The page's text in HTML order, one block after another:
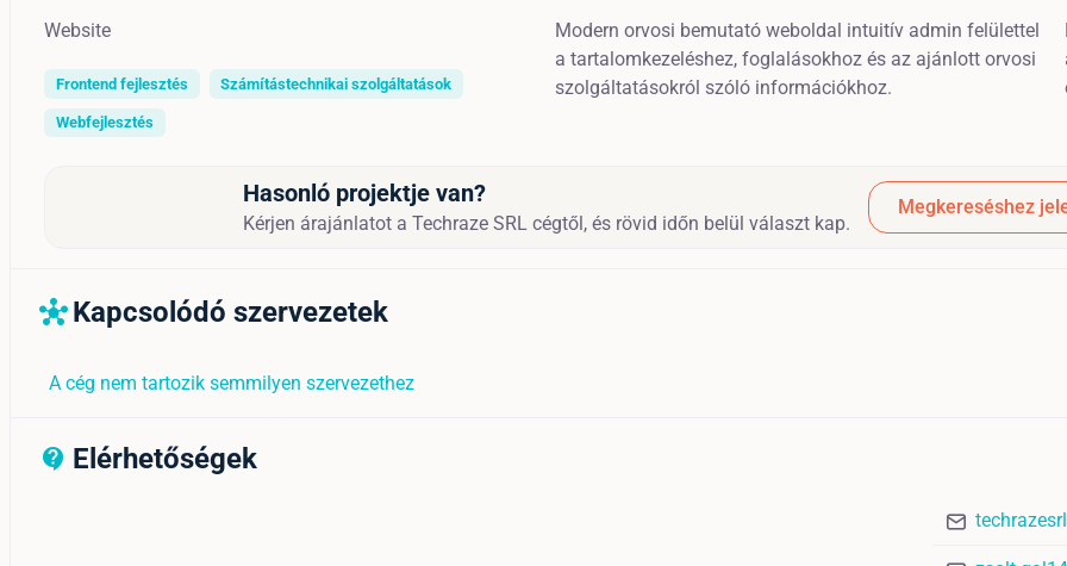
Website
Frontend fejlesztés Számítástechnikai szolgáltatások
Webfejlesztés
Modern orvosi bemutató weboldal intuitív admin felülettel
a tartalomkezeléshez, foglalásokhoz és az ajánlott orvosi
szolgáltatásokról szóló információkhoz.
Hasonló projektje van?
Kérjen árajánlatot a Techraze SRL cégtől, és rövid időn belül választ kap.
Megkereséshez
hub Kapcsolódó szervezetek
A cég nem tartozik semmilyen szervezethez
contact_support_outline
Elérhetőségek